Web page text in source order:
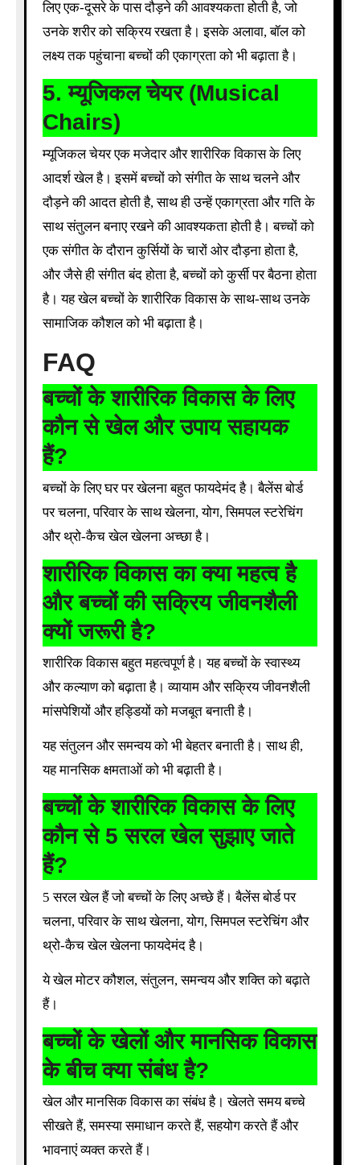
लिए एक-दूसरे के पास दौड़ने की आवश्यकता होती है, जो
उनके शरीर को सक्रिय रखता है। इसके अलावा, बॉल को
लक्ष्य तक पहुंचाना बच्चों की एकाग्रता को भी बढ़ाता है।
5.म्यूजिकल चेयर (Musical
Chairs)
म्यूजिकल चेयर एक मजेदार और शारीरिक विकास के लिए
आदर्श खेल है। इसमें बच्चों को संगीत के साथ चलने और
दौड़ने की आदत होती है, साथ ही उन्हें एकाग्रता और गति के
साथ संतुलन बनाए रखने की आवश्यकता होती है। बच्चों को
एक संगीत के दौरान कुर्सियों के चारों ओर दौड़ना होता है,
और जैसे ही संगीत बंद होता है, बच्चों को कुर्सी पर बैठना होता
है। यह खेल बच्चों के शारीरिक विकास के साथ-साथ उनके
सामाजिक कौशल को भी बढ़ाता है।
FAQ
बच्चों के शारीरिक विकास के लिए
कौन से खेल और उपाय सहायक
हैं?
बच्चों के लिए घर पर खेलना बहुत फायदेमंद है। बैलेंस बोर्ड
पर चलना, परिवार के साथ खेलना, योग, सिमपल स्टरेचिंग
और थ्रो-कैच खेल खेलना अच्छा है।
शारीरिक विकास का क्या महत्व है
और बच्चों की सक्रिय जीवनशैली
क्यों जरूरी है?
शारीरिक विकास बहुत महत्वपूर्ण है। यह बच्चों के स्वास्थ्य
और कल्याण को बढ़ाता है। व्यायाम और सक्रिय जीवनशैली
मांसपेशियों और हड्डियों को मजबूत बनाती है।
यह संतुलन और समन्वय को भी बेहतर बनाती है। साथ ही,
यह मानसिक क्षमताओं को भी बढ़ाती है।
बच्चों के शारीरिक विकास के लिए
कौन से 5 सरल खेल सुझाए जाते
हैं?
5 सरल खेल हैं जो बच्चों के लिए अच्छे हैं। बैलेंस बोर्ड पर
चलना, परिवार के साथ खेलना, योग, सिमपल स्टरेचिंग और
थ्रो-कैच खेल खेलना फायदेमंद है।
ये खेल मोटर कौशल, संतुलन, समन्वय और शक्ति को बढ़ाते
हैं।
बच्चों के खेलों और मानसिक विकास
के बीच क्या संबंध है?
खेल और मानसिक विकास का संबंध है। खेलते समय बच्चे
सीखते हैं, समस्या समाधान करते हैं, सहयोग करते हैं और
भावनाएं व्यक्त करते हैं।